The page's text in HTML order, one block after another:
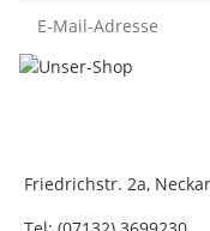
Friedrichstr. 2a,